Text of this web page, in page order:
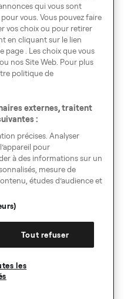
qui vous sont
vous. Vous pouvez faire
vos choix ou pour retirer
en cliquant sur le lien
page . Les choix que vous
nos Site Web. Pour plus
politique de
externes, traitent
:
précises. Analyser
pour
à des informations sur un
mesure de
études d’audience et
Tout refuser
les